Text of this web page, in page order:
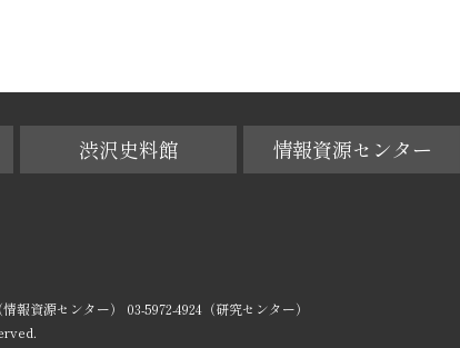
渋沢史料館 情報資源センター
報資源センター） 03-5972-4924（研究センター）